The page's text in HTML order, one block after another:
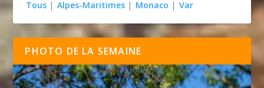
Tous | Alpes-Maritimes | Monaco | Var
PHOTO DE LA SEMAINE